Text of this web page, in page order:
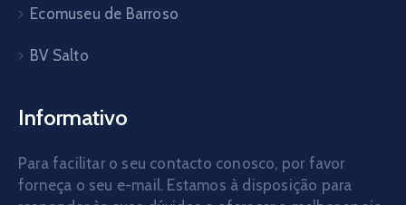
Ecomuseu de Barroso
BV Salto
Informativo
Para facilitar o seu contacto conosco, por favor
forneça o seu e-mail. Estamos à disposição para